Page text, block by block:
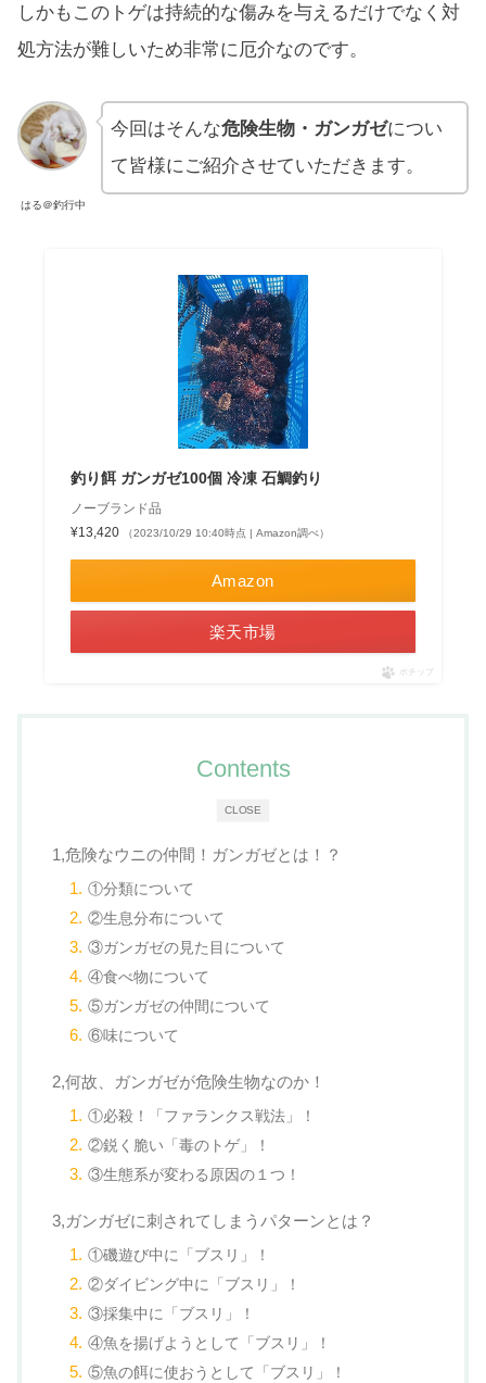
しかもこのトゲは持続的な傷みを与えるだけでなく対
処方法が難しいため非常に厄介なのです。
はる＠釣行中
今回はそんな危険生物・ガンガゼについ
て皆様にご紹介させていただきます。
釣り餌 ガンガゼ100個 冷凍 石鯛釣り
ノーブランド品
¥13,420
（2023/10/29 10:40時点 | Amazon調べ）
Amazon
楽天市場
ポチップ
CLOSE
Contents
1,危険なウニの仲間！ガンガゼとは！？
①分類について
②生息分布について
③ガンガゼの見た目について
④食べ物について
⑤ガンガゼの仲間について
⑥味について
2,何故、ガンガゼが危険生物なのか！
①必殺！「ファランクス戦法」！
②鋭く脆い「毒のトゲ」！
③生態系が変わる原因の１つ！
3,ガンガゼに刺されてしまうパターンとは？
①磯遊び中に「ブスリ」！
②ダイビング中に「ブスリ」！
③採集中に「ブスリ」！
④魚を揚げようとして「ブスリ」！
⑤魚の餌に使おうとして「ブスリ」！